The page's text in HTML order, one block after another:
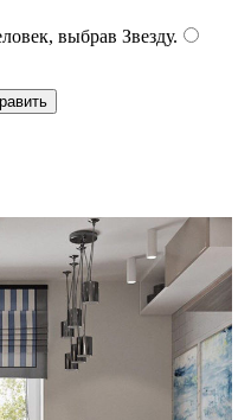
выбрав Звезду.